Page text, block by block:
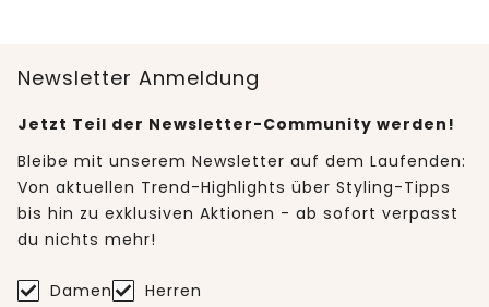
Newsletter Anmeldung
Jetzt Teil der Newsletter-Community werden!
Bleibe mit unserem Newsletter auf dem Laufenden:
Von aktuellen Trend-Highlights über Styling-Tipps
bis hin zu exklusiven Aktionen - ab sofort verpasst
du nichts mehr!
Damen Herren